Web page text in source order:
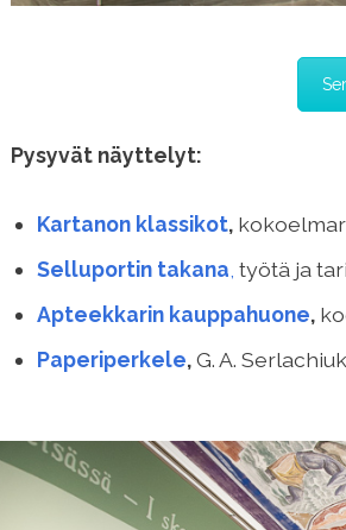
Pysyvät näyttelyt:
Kartanon klassikot,
Selluportin takana työtä ja
Apteekkarin kauppahuone,
Paperiperkele,G. A.